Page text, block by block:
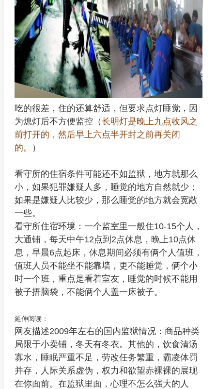
吃的很差，住的还算舒适，但要求点灯睡觉，因
为熄灯后不方便监控（长明灯是晚上九点收风之
前打开的，然后早上六点半开封之前再关闭
的。
）
看守所的住宿条件可能还不如监狱，地方就那么
小，如果犯罪嫌疑人多，睡觉的地方自然就少；
如果是嫌疑人比较少，那么睡觉的地方就会宽敞
一些。
看守所住宿环境：一个监室里一般住10-15个人，
大通铺，每天中午12点到2点休息，晚上10点休
息，早晨6点起床，休息期间必须有俩个人值班，
值班人员不能坐不能靠墙，更不能睡觉，俩个小
时一个班，重点是看着室友，睡觉的时候不能用
被子捂脑袋，不能俩个人盖一床被子。
延伸阅读：
网友描述2009年左右的国内监狱情况：商品种类
局限于小卖铺，冬天有冬衣。其他的，饮食清汤
寡水，睡眠严重不足，劳改任务繁重，霸凌体罚
并存，人际关系虚伪，权力和欲望赤裸裸的展现
在你面前。在监狱里面，心理不怎么强大的人